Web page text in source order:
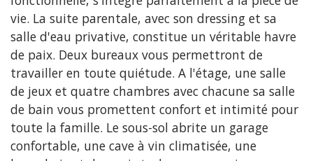
vie. La suite parentale, avec son dressing et sa
salle d'eau privative, constitue un véritable havre
de paix. Deux bureaux vous permettront de
travailler en toute quiétude. A l'étage, une salle
de jeux et quatre chambres avec chacune sa salle
de bain vous promettent confort et intimité pour
toute la famille. Le sous-sol abrite un garage
confortable, une cave à vin climatisée, une